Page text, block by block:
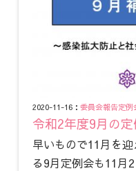
2020-11-16：委員会報告定例
令和2年度9月の
早いもので11月を
る9月定例会も11月